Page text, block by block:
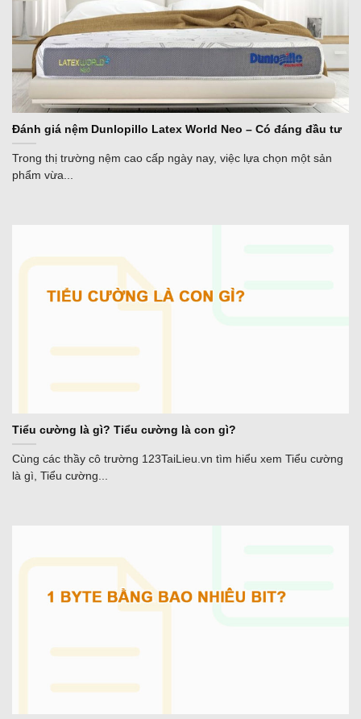
Đánh giá nệm Dunlopillo Latex World Neo – Có đáng đầu tư
Trong thị trường nệm cao cấp ngày nay, việc lựa chọn một sản
phẩm vừa...
Tiểu cường là gì? Tiểu cường là con gì?
Cùng các thầy cô trường 123TaiLieu.vn tìm hiểu xem Tiểu cường
là gì, Tiểu cường...